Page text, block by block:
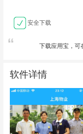
安全下载
下载应用宝，可
软件详情